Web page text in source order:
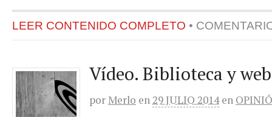
LEER CONTENIDO COMPLETO •
Vídeo. Biblioteca y
por Merlo en 29 JULIO 2014 en